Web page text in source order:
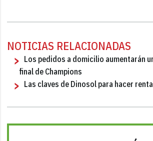
NOTICIAS RELACIONADAS
Los pedidos a domicilio aumentarán
final de Champions
Las claves de Dinosol para hacer